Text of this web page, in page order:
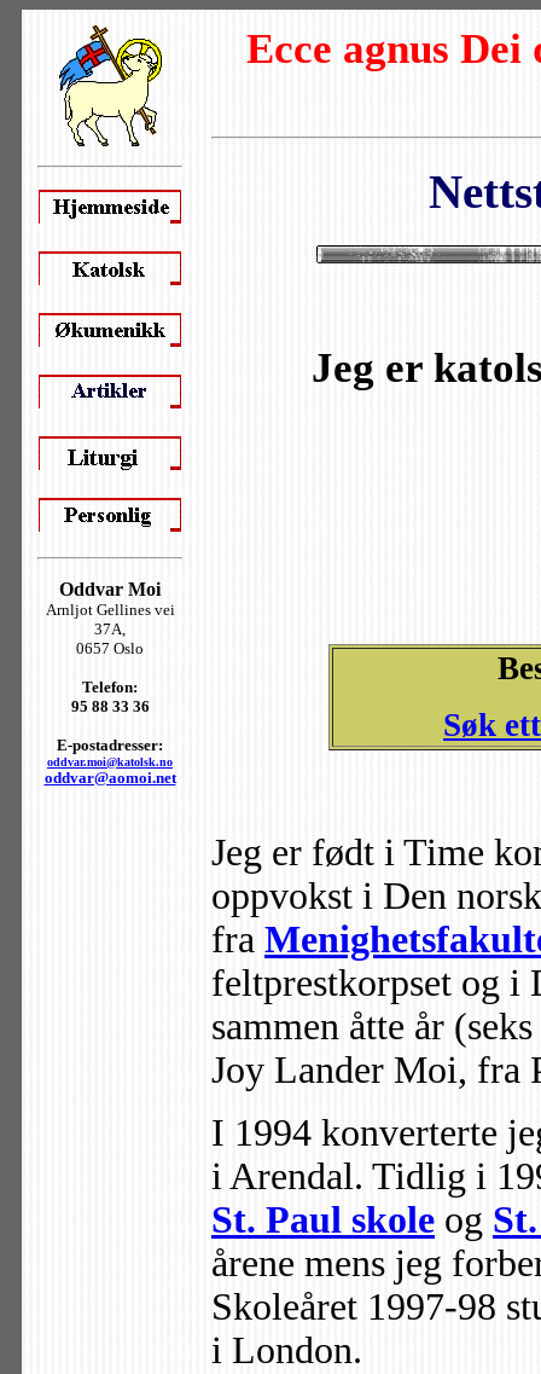
Oddvar Moi
Arnljot Gellines vei
37A,
0657 Oslo
Telefon:
95 88 33 36
E-postadresser:
oddvar.moi@katolsk.no
oddvar@aomoi.net
Ecce agnus Dei
Jeg er
Søk
Jeg er født i Time
oppvokst i Den
fra
feltprestkorpset og
sammen åtte år
Joy Lander Moi, fra
I 1994 konverterte
i Arendal. Tidlig i
St. Paul skole og
årene mens jeg
Skoleåret 1997-98
i London.